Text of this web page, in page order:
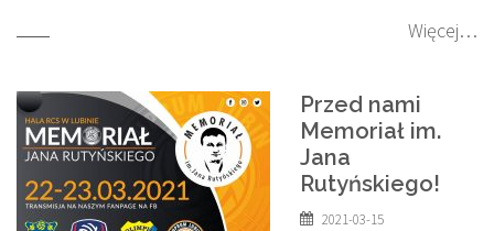
Więcej…
Przed nami
Memoriał im.
Jana
Rutyńskiego!
2021-03-15